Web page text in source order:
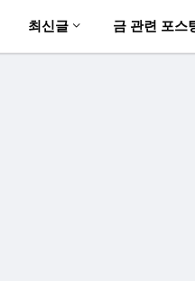
최신글 금 관련 포스